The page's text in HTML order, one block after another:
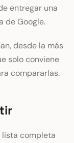
entregar una
de Google.
desde la más
solo conviene
compararlas.
lista completa